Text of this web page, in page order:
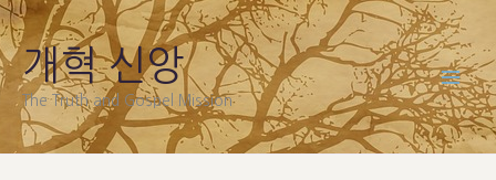
Skip
to
content
개혁 신앙
The Truth and Gospel Mission